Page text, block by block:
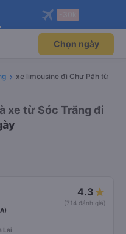
độc
Mở app
bay qua
Mở app
Chọn ngày
xe limousine đi Chư Păh từ
xe từ Sóc Trăng đi
4.3
(714 đánh giá)
Lai